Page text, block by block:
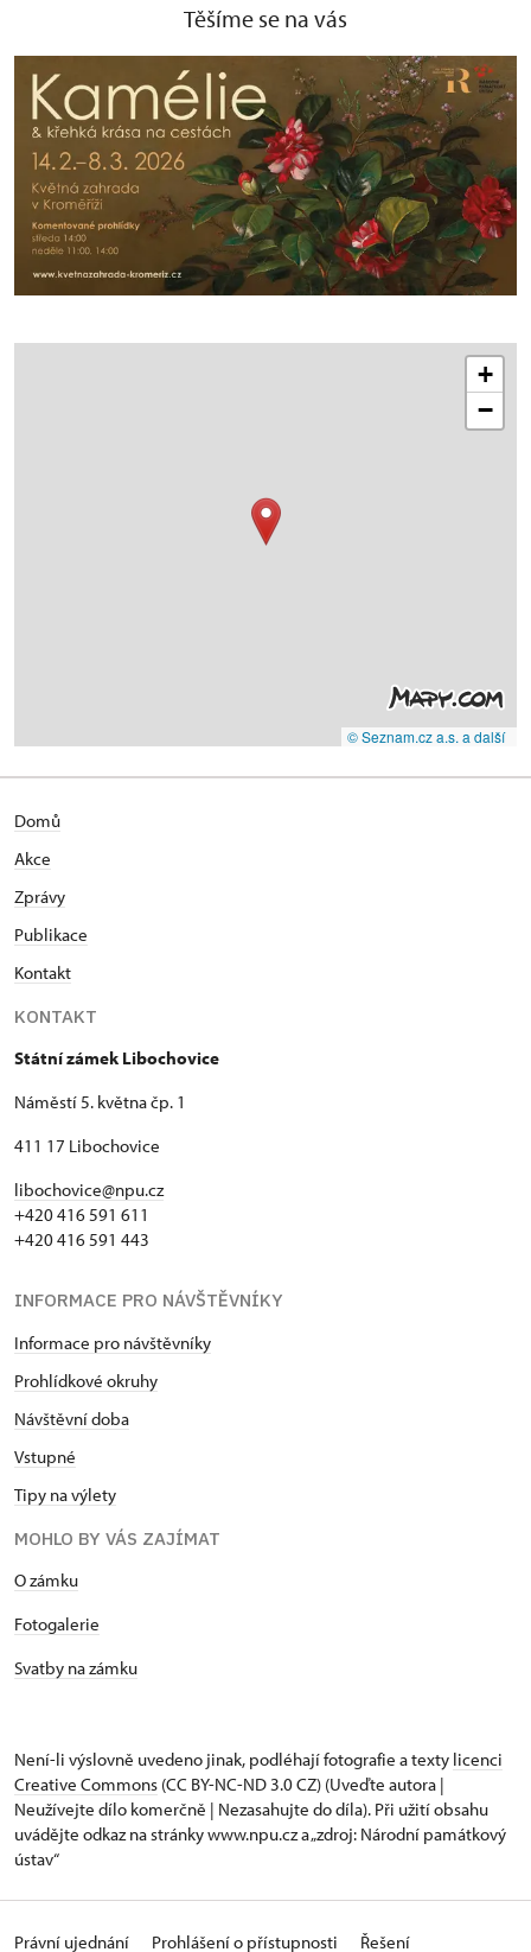
Těšíme se na vás
+
−
© Seznam.cz a.s. a další
Domů
Akce
Zprávy
Publikace
Kontakt
KONTAKT
Státní zámek Libochovice
Náměstí 5. května čp. 1
411 17 Libochovice
libochovice@npu.cz
+420 416 591 611
+420 416 591 443
INFORMACE PRO NÁVŠTĚVNÍKY
Informace pro návštěvníky
Prohlídkové okruhy
Návštěvní doba
Vstupné
Tipy na výlety
MOHLO BY VÁS ZAJÍMAT
O zámku
Fotogalerie
Svatby na zámku
Není-li výslovně uvedeno jinak, podléhají fotografie a texty licenci
Creative Commons (CC BY-NC-ND 3.0 CZ) (Uveďte autora |
Neužívejte dílo komerčně | Nezasahujte do díla). Při užití obsahu
uvádějte odkaz na stránky www.npu.cz a „zdroj: Národní památkový
ústav“
Právní ujednání Prohlášení o přístupnosti Řešení